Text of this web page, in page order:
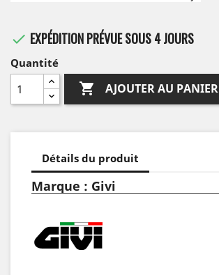
 EXPÉDITION PRÉVUE SOUS 4 JOURS
Quantité
 AJOUTER AU PANIER
Détails du produit
Marque : Givi